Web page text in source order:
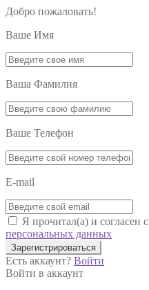
Добро пожаловать!
Ваше Имя
Ваша Фамилия
Ваше Телефон
E-mail
Я прочитал(а) и согласен с
персональных данных
Зарегистрироваться
Есть аккаунт? Войти
Войти в аккаунт